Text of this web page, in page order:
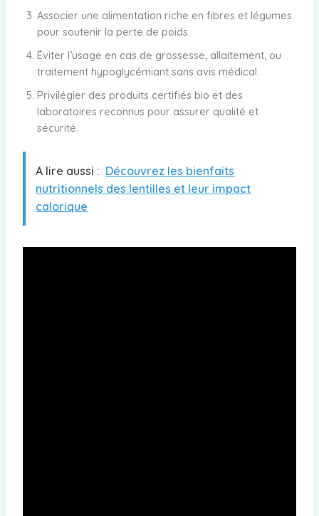
Associer une alimentation riche en fibres et légumes
pour soutenir la perte de poids.
Éviter l’usage en cas de grossesse, allaitement, ou
traitement hypoglycémiant sans avis médical.
Privilégier des produits certifiés bio et des
laboratoires reconnus pour assurer qualité et
sécurité.
A lire aussi : Découvrez les bienfaits
nutritionnels des lentilles et leur impact
calorique